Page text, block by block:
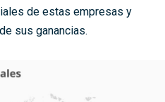
de estas empresas y
sus ganancias.